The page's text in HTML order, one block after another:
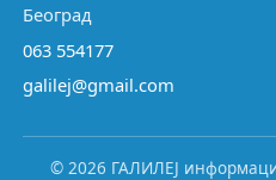
Београд
063 554177
galilej@gmail.com
© 2026 ГАЛИЛЕЈ